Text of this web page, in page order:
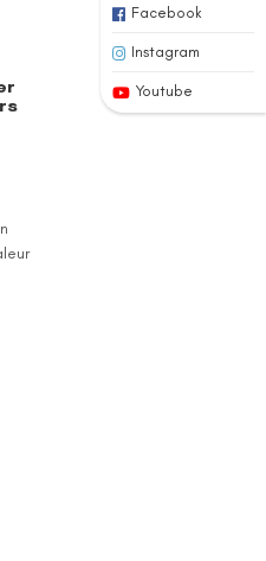
Facebook
Instagram
Youtube